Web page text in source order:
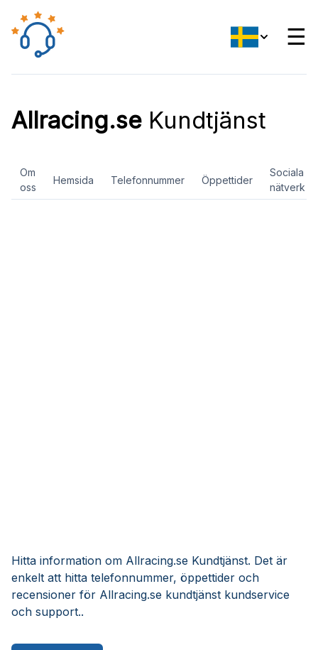
☰
Allracing.se Kundtjänst
Om
oss
Hemsida Telefonnummer Öppettider
Sociala
nätverk
Hitta information om Allracing.se Kundtjänst. Det är
enkelt att hitta telefonnummer, öppettider och
recensioner för Allracing.se kundtjänst kundservice
och support..